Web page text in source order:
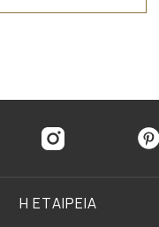
Η ΕΤΑΙΡΕΙΑ